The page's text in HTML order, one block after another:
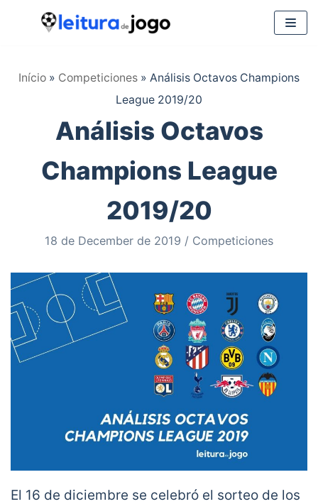
contenido
Início » Competiciones » Análisis Octavos Champions
League 2019/20
Análisis Octavos
Champions League
2019/20
18 de December de 2019 Competiciones
El 16 de diciembre se celebró el sorteo de los